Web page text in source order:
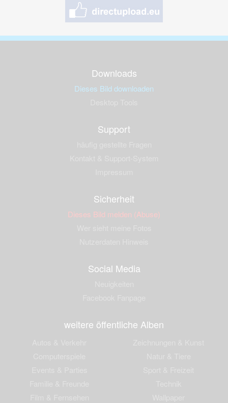
Downloads
Dieses Bild downloaden
Support
Sicherheit
Dieses Bild melden (Abuse)
Social Media
weitere öffentliche Alben